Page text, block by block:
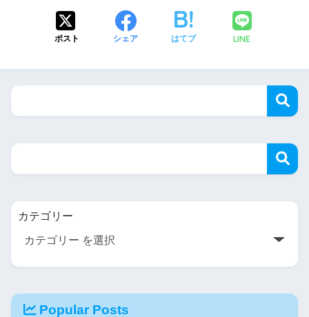
ポスト シェア はてブ LINE
カテゴリー
Popular Posts